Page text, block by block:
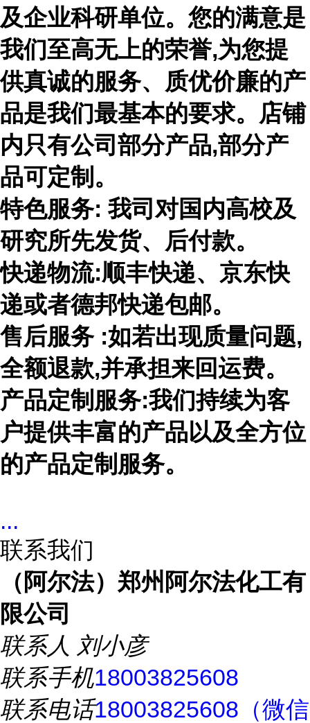
及企业科研单位。您的满意是
我们至高无上的荣誉,为您提
供真诚的服务、质优价廉的产
品是我们最基本的要求。店铺
内只有公司部分产品,部分产
品可定制。
特色服务: 我司对国内高校及
研究所先发货、后付款。
快递物流:顺丰快递、京东快
递或者德邦快递包邮。
售后服务:如若出现质量问题,
全额退款,并承担来回运费。
产品定制服务:我们持续为客
户提供丰富的产品以及全方位
的产品定制服务。
...
联系我们
（阿尔法）郑州阿尔法化工有
限公司
联系人 刘小彦
联系手机18003825608
联系电话18003825608（微信